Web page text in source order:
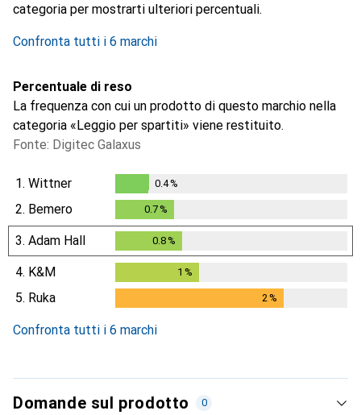
categoria per mostrarti ulteriori percentuali.
Confronta tutti i 6 marchi
Percentuale di reso
La frequenza con cui un prodotto di questo marchio nella
categoria «Leggio per spartiti» viene restituito.
Fonte: Digitec Galaxus
1. Wittner
0.4%
0.4%
2. Bemero 0.7%
3. Adam Hall 0.8 %
4. K&M 1 %
5. Ruka 2 %
Confronta tutti i 6 marchi
Domande sul prodotto 0